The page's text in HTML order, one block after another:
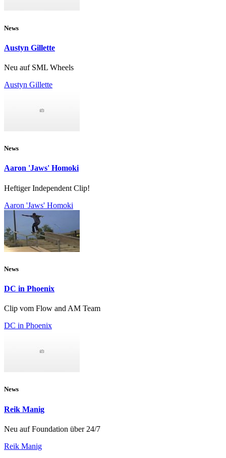
News
Austyn Gillette
Neu auf SML Wheels
Austyn Gillette
News
Aaron 'Jaws' Homoki
Heftiger Independent Clip!
Aaron 'Jaws' Homoki
News
DC in Phoenix
Clip vom Flow and AM Team
DC in Phoenix
News
Reik Manig
Neu auf Foundation über 24/7
Reik Manig